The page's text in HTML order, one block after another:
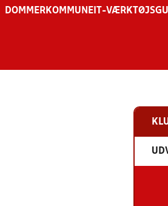
DOMMER KOMMUNE IT-